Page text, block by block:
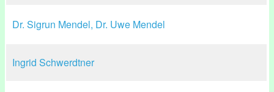
Dr. Sigrun Mendel, Dr. Uwe Mendel
Ingrid Schwerdtner